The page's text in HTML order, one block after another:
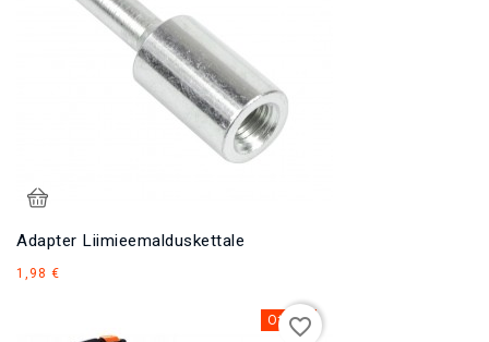
Adapter Liimieemalduskettale
1,98 €
Otsas
favorite_border